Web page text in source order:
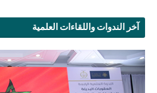
آخر الندوات واللقاءات العلمية